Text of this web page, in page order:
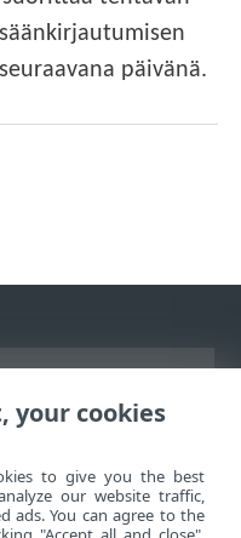
päivänä.
your cookies
to give you the best
our website traffic,
ads. You can agree to the